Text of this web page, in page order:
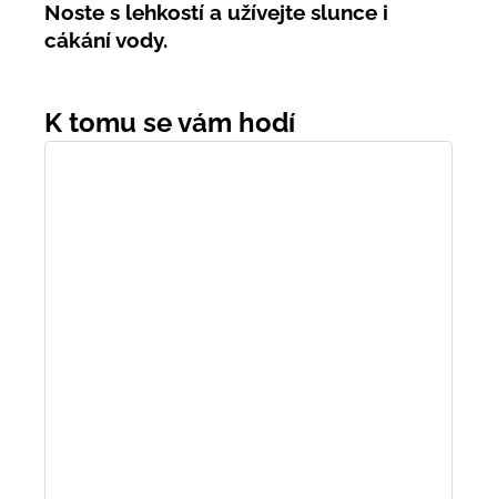
Noste s lehkostí a užívejte slunce i
cákání vody.